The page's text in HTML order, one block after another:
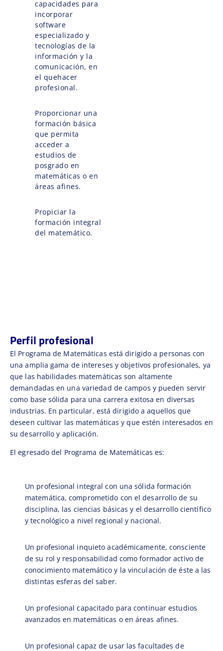
capacidades para
incorporar
software
especializado y
tecnologías de la
información y la
comunicación, en
el quehacer
profesional.
Proporcionar una
formación básica
que permita
acceder a
estudios de
posgrado en
matemáticas o en
áreas afines.
Propiciar la
formación integral
del matemático.
Perfil profesional
El Programa de Matemáticas está dirigido a personas con
una amplia gama de intereses y objetivos profesionales, ya
que las habilidades matemáticas son altamente
demandadas en una variedad de campos y pueden servir
como base sólida para una carrera exitosa en diversas
industrias. En particular, está dirigido a aquellos que
deseen cultivar las matemáticas y que estén interesados en
su desarrollo y aplicación.
El egresado del Programa de Matemáticas es:
Un profesional integral con una sólida formación
matemática, comprometido con el desarrollo de su
disciplina, las ciencias básicas y el desarrollo científico
y tecnológico a nivel regional y nacional.
Un profesional inquieto académicamente, consciente
de su rol y responsabilidad como formador activo de
conocimiento matemático y la vinculación de éste a las
distintas esferas del saber.
Un profesional capacitado para continuar estudios
avanzados en matemáticas o en áreas afines.
Un profesional capaz de usar las facultades de